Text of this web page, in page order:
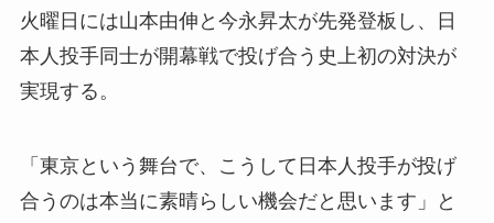
火曜日には山本由伸と今永昇太が先発登板し、日
本人投手同士が開幕戦で投げ合う史上初の対決が
実現する。
「東京という舞台で、こうして日本人投手が投げ
合うのは本当に素晴らしい機会だと思います」と